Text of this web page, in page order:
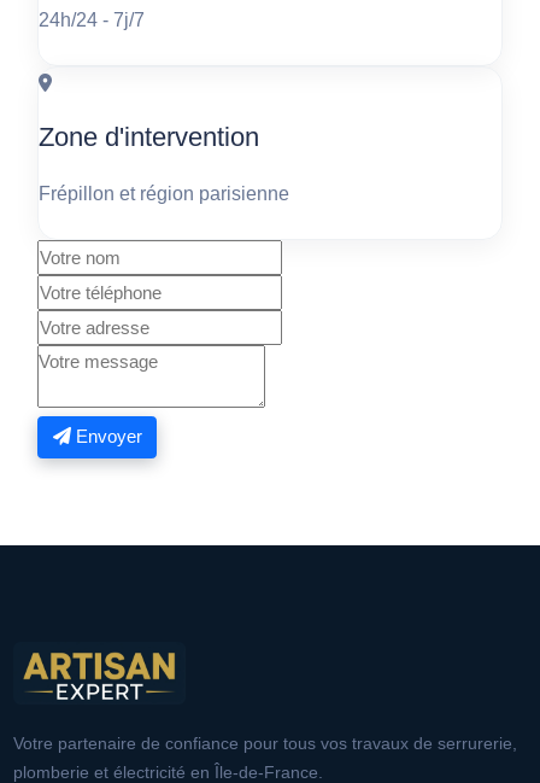
24h/24 - 7j/7
Zone d'intervention
Frépillon et région parisienne
Envoyer
Votre partenaire de confiance pour tous vos travaux de serrurerie,
plomberie et électricité en Île-de-France.